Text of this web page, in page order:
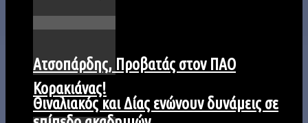
Ατσοπάρδης, Προβατάς στον ΠΑΟ
Κορακιάνας!
Θιναλιακός και Δίας ενώνουν δυνάμεις σε